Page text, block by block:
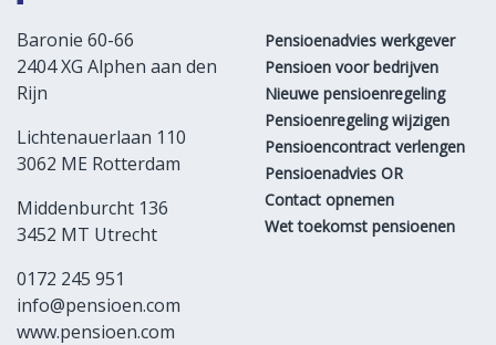
Baronie 60-66
2404 XG Alphen aan den
Rijn
Lichtenauerlaan 110
3062 ME Rotterdam
Middenburcht 136
3452 MT Utrecht
0172 245 951
info@pensioen.com
www.pensioen.com
Pensioenadvies werkgever
Pensioen voor bedrijven
Nieuwe pensioenregeling
Pensioenregeling wijzigen
Pensioencontract verlengen
Pensioenadvies OR
Contact opnemen
Wet toekomst pensioenen